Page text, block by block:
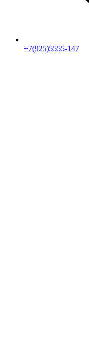
+7(925)5555-147